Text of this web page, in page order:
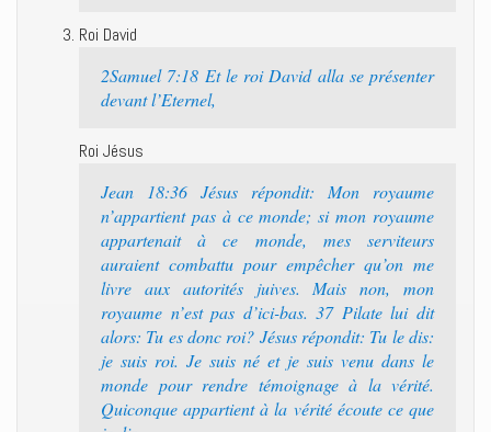
Roi David
2Samuel 7:18 Et le roi David alla se présenter
devant l’Eternel,
Roi Jésus
Jean 18:36 Jésus répondit: Mon royaume
n’appartient pas à ce monde; si mon royaume
appartenait à ce monde, mes serviteurs
auraient combattu pour empêcher qu’on me
livre aux autorités juives. Mais non, mon
royaume n’est pas d’ici-bas. 37 Pilate lui dit
alors: Tu es donc roi? Jésus répondit: Tu le dis:
je suis roi. Je suis né et je suis venu dans le
monde pour rendre témoignage à la vérité.
Quiconque appartient à la vérité écoute ce que